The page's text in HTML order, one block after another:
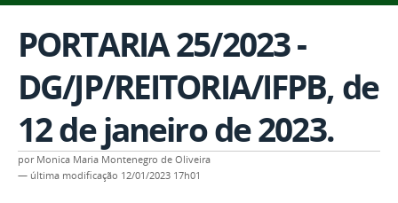
PORTARIA 25/2023 -
DG/JP/REITORIA/IFPB, de
12 de janeiro de 2023.
por Monica Maria Montenegro de Oliveira
— última modificação 12/01/2023 17h01